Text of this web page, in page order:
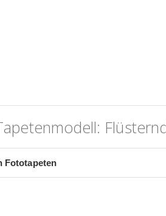
Fototapeten